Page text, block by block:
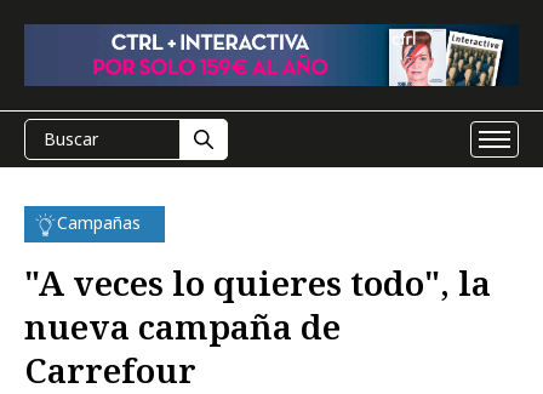
Campañas
"A veces lo quieres todo", la
nueva campaña de
Carrefour